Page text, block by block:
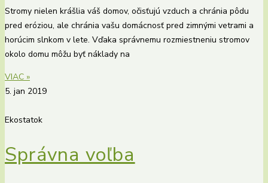
Stromy nielen krášlia váš domov, očisťujú vzduch a chránia pôdu
pred eróziou, ale chránia vašu domácnosť pred zimnými vetrami a
horúcim slnkom v lete. Vďaka správnemu rozmiestneniu stromov
okolo domu môžu byť náklady na
VIAC »
5. jan 2019
Ekostatok
Správna voľba